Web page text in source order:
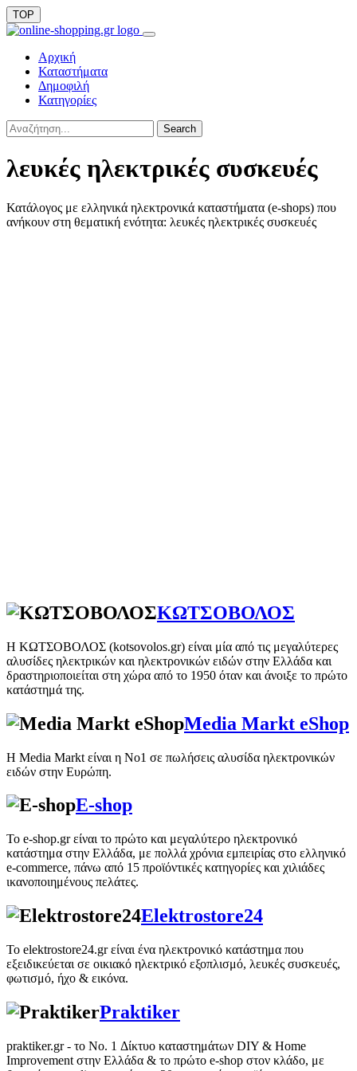
TOP
Αρχική
Καταστήματα
Δημοφιλή
Κατηγορίες
Search
λευκές ηλεκτρικές συσκευές
Κατάλογος με ελληνικά ηλεκτρονικά καταστήματα (e-shops) που
ανήκουν στη θεματική ενότητα: λευκές ηλεκτρικές συσκευές
ΚΩΤΣΟΒΟΛΟΣ
Η ΚΩΤΣΟΒΟΛΟΣ (kotsovolos.gr) είναι μία από τις μεγαλύτερες
αλυσίδες ηλεκτρικών και ηλεκτρονικών ειδών στην Ελλάδα και
δραστηριοποιείται στη χώρα από το 1950 όταν και άνοιξε το πρώτο
κατάστημά της.
Media Markt eShop
Η Media Markt είναι η Νο1 σε πωλήσεις αλυσίδα ηλεκτρονικών
ειδών στην Ευρώπη.
E-shop
Το e-shop.gr είναι το πρώτο και μεγαλύτερο ηλεκτρονικό
κατάστημα στην Ελλάδα, με πολλά χρόνια εμπειρίας στο ελληνικό
e-commerce, πάνω από 15 προϊόντικές κατηγορίες και χιλιάδες
ικανοποιημένους πελάτες.
Elektrostore24
Το elektrostore24.gr είναι ένα ηλεκτρονικό κατάστημα που
εξειδικεύεται σε οικιακό ηλεκτρικό εξοπλισμό, λευκές συσκευές,
φωτισμό, ήχο & εικόνα.
Praktiker
praktiker.gr - το Νo. 1 Δίκτυο καταστημάτων DIY & Home
Improvement στην Ελλάδα & το πρώτο e-shop στον κλάδο, με